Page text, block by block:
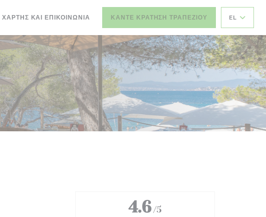
ΧΆΡΤΗΣ ΚΑΙ ΕΠΙΚΟΙΝΩΝΊΑ ΚΆΝΤΕ ΚΡΆΤΗΣΗ ΤΡΑΠΕΖΙΟΎ EL
4.6 /5